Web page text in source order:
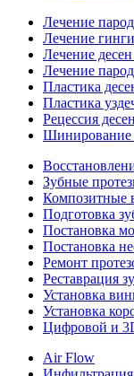
Лечение
Лечение
Лечение
Лечение
Пластика
Пластика
Рецессия десен
Шинирование
Зубные
Композитные
Подготовка
Постановка
Постановка
Ремонт
Реставрация
Установка
Установка
Цифровой и
Air Flow